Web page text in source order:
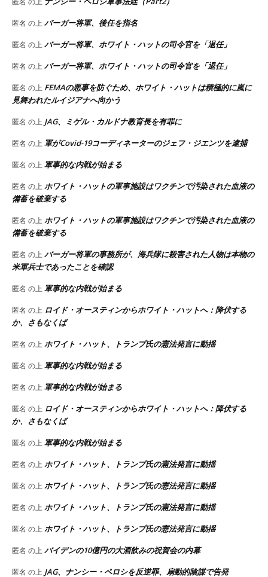
匿名 の上 バーガー将軍、後任を指名
匿名 の上 バーガー将軍、ホワイト・ハットの司令官を「退任」
匿名 の上 バーガー将軍、ホワイト・ハットの司令官を「退任」
匿名 の上 FEMAの悪事を防ぐため、ホワイト・ハットは積極的に嵐に
見舞われたルイジアナへ向かう
匿名 の上 JAG、ミゲル・カルドナ教育長を有罪に
匿名 の上 軍がCovid-19コーディネーターのジェフ・ジエンツを逮捕
匿名 の上 軍事的な内戦が始まる
匿名 の上 ホワイト・ハットの軍事施設はワクチンで汚染された血液の
備蓄を破棄する
匿名 の上 ホワイト・ハットの軍事施設はワクチンで汚染された血液の
備蓄を破棄する
匿名 の上 バーガー将軍の事務所が、海兵隊に殺害された人物は本物の
米軍兵士であったことを確認
匿名 の上 軍事的な内戦が始まる
匿名 の上 ロイド・オースティンからホワイト・ハットへ：降伏する
か、さもなくば
匿名 の上 ホワイト・ハット、トランプ氏の憲法発言に動揺
匿名 の上 軍事的な内戦が始まる
匿名 の上 軍事的な内戦が始まる
匿名 の上 ロイド・オースティンからホワイト・ハットへ：降伏する
か、さもなくば
匿名 の上 軍事的な内戦が始まる
匿名 の上 ホワイト・ハット、トランプ氏の憲法発言に動揺
匿名 の上 ホワイト・ハット、トランプ氏の憲法発言に動揺
匿名 の上 ホワイト・ハット、トランプ氏の憲法発言に動揺
匿名 の上 ホワイト・ハット、トランプ氏の憲法発言に動揺
匿名 の上 バイデンの10億円の大酒飲みの祝賀会の内幕
匿名 の上 JAG、ナンシー・ペロシを反逆罪、扇動的陰謀で告発